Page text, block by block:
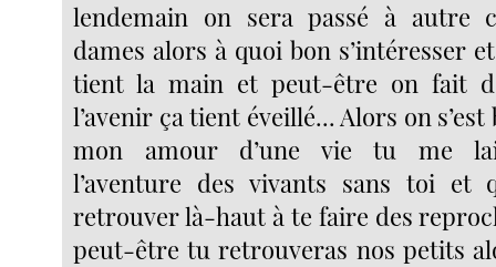
lendemain on sera passé à autre
dames alors à quoi bon s’intéresser
tient la main et peut-être on fait
l’avenir ça tient éveillé... Alors on
mon amour d’une vie tu me
l’aventure des vivants sans toi et
retrouver là-haut à te faire des
peut-être tu retrouveras nos petits